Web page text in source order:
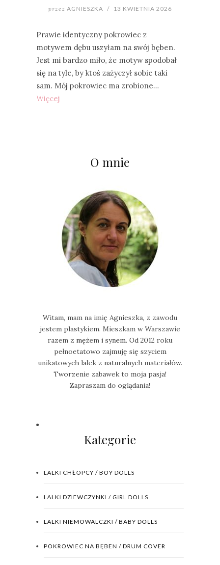
przez AGNIESZKA / 13 KWIETNIA 2026
Prawie identyczny pokrowiec z
motywem dębu uszyłam na swój bęben.
Jest mi bardzo miło, że motyw spodobał
się na tyle, by ktoś zażyczył sobie taki
sam. Mój pokrowiec ma zrobione…
Więcej
O mnie
Witam, mam na imię Agnieszka, z zawodu
jestem plastykiem. Mieszkam w Warszawie
razem z mężem i synem. Od 2012 roku
pełnoetatowo zajmuję się szyciem
unikatowych lalek z naturalnych materiałów.
Tworzenie zabawek to moja pasja!
Zapraszam do oglądania!
Kategorie
LALKI CHŁOPCY / BOY DOLLS
LALKI DZIEWCZYNKI / GIRL DOLLS
LALKI NIEMOWALCZKI / BABY DOLLS
POKROWIEC NA BĘBEN / DRUM COVER